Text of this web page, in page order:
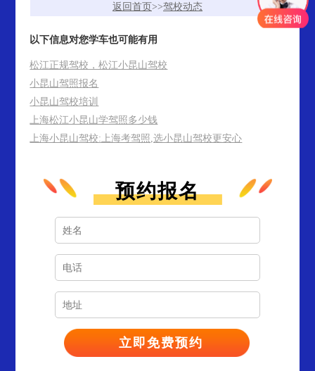
返回首页 >>驾校动态
以下信息对您学车也可能有用
松江正规驾校，松江小昆山驾校
小昆山驾照报名
小昆山驾校培训
上海松江小昆山学驾照多少钱
上海小昆山驾校:上海考驾照,选小昆山驾校更安心
预约报名
孙** 1353****852
12分钟前预约成功
蒋**
1308****723 18分钟前预约成功